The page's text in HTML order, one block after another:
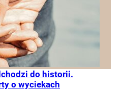
do historii.
o wyciekach